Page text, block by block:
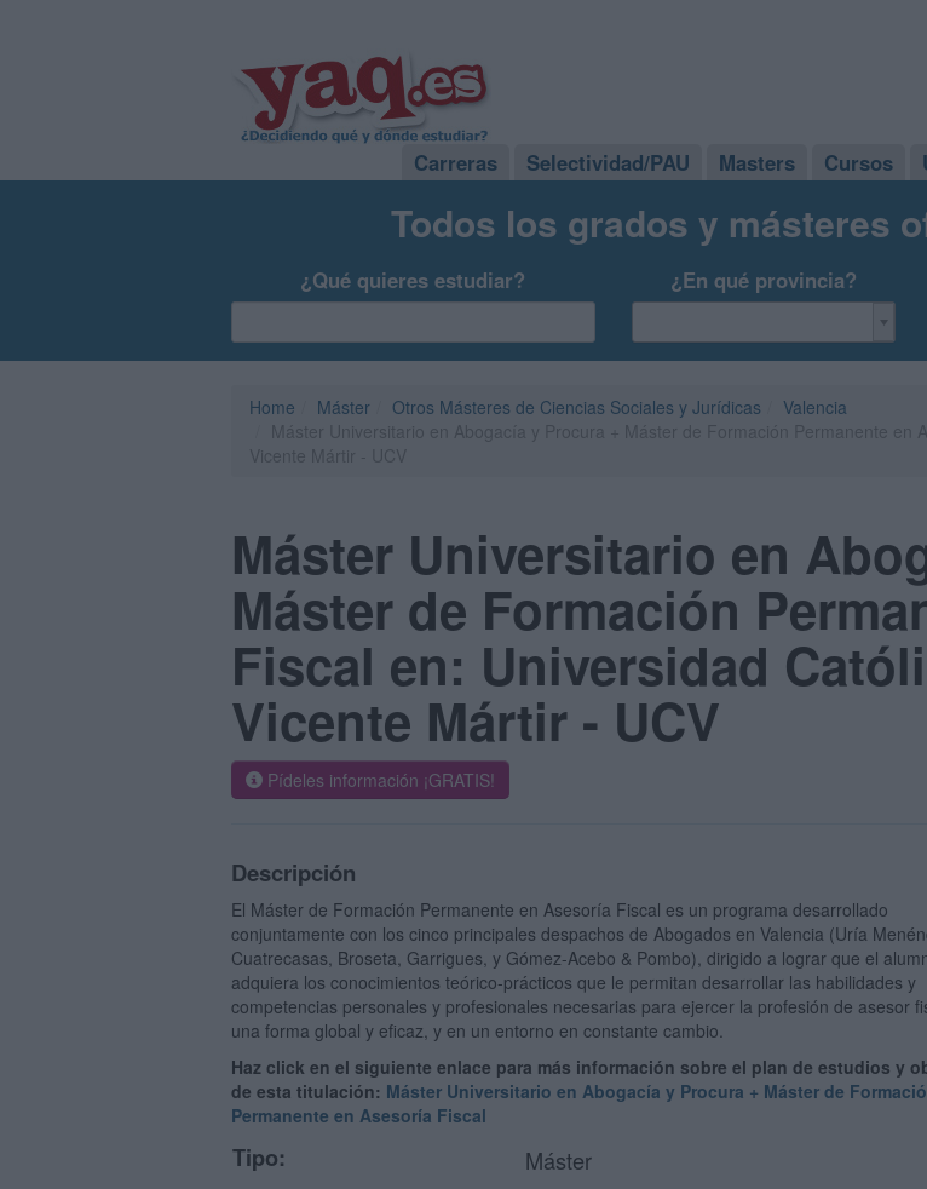
Carreras Selectividad/PAU Masters Cursos
Todos los grados y másteres
¿Qué quieres estudiar? ¿En qué provincia?
Home Máster Otros Másteres de Ciencias Sociales y Jurídicas
Valencia
Máster Universitario en
Máster de Formación
Fiscal en: Universidad
Vicente Mártir - UCV
Pídeles información ¡GRATIS!
Descripción
El Máster de Formación Permanente en Asesoría Fiscal es un programa desarrollado
conjuntamente con los cinco principales despachos de Abogados en Valencia (Uría
Cuatrecasas, Broseta, Garrigues, y Gómez-Acebo & Pombo), dirigido a lograr que el
adquiera los conocimientos teórico-prácticos que le permitan desarrollar las habilidades y
competencias personales y profesionales necesarias para ejercer la profesión de asesor
una forma global y eficaz, y en un entorno en constante cambio.
Haz click en el siguiente enlace para más información sobre el plan de estudios y
de esta titulación: Máster Universitario en Abogacía y Procura + Máster de
Permanente en Asesoría Fiscal
Tipo:
Máster